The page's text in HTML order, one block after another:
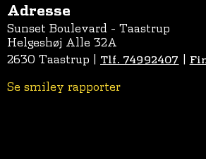
Adresse
Sunset Boulevard - Taastrup
Helgeshøj Alle 32A
2630 Taastrup | Tlf. 74992407
Se smiley rapporter